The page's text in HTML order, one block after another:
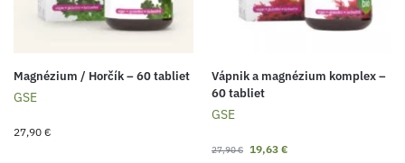
Magnézium / Horčík – 60 tabliet
GSE
27,90 €
Vápnik a magnézium komplex –
60 tabliet
GSE
27,90€ 19,63 €